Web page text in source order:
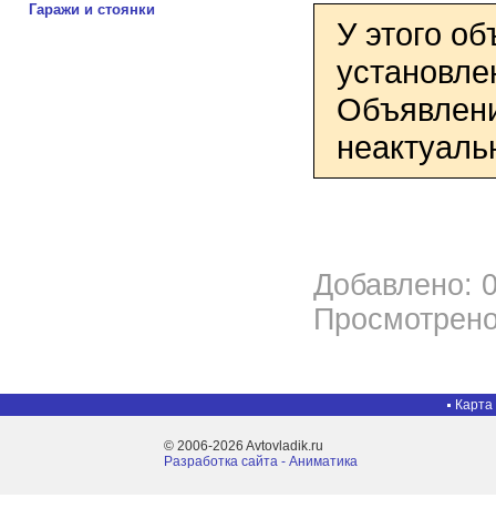
Гаражи и стоянки
У этого
Добавлено:
Карта
© 2006-2026 Avtovladik.ru
Разработка сайта - Aниматика